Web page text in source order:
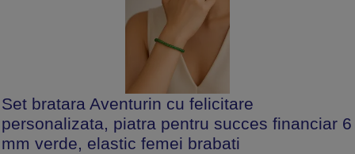
Set bratara Aventurin cu felicitare
personalizata, piatra pentru succes financiar 6
mm verde, elastic femei brabati